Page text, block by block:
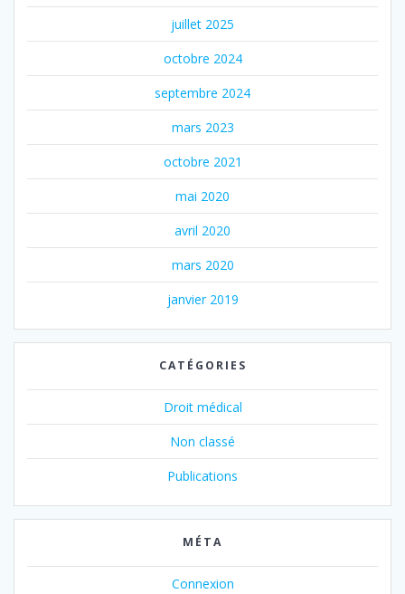
juillet 2025
octobre 2024
septembre 2024
mars 2023
octobre 2021
mai 2020
avril 2020
mars 2020
janvier 2019
CATÉGORIES
Droit médical
Non classé
Publications
MÉTA
Connexion